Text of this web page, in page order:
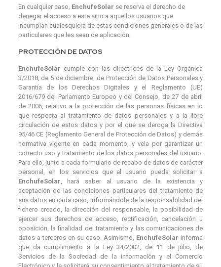
En cualquier caso, EnchufeSolar se reserva el derecho de
denegar el acceso a este sitio a aquellos usuarios que
incumplan cualesquiera de estas condiciones generales o de las
particulares que les sean de aplicación.
PROTECCIÓN DE DATOS
EnchufeSolar cumple con las directrices de la Ley Orgánica
3/2018, de 5 de diciembre, de Protección de Datos Personales y
Garantía de los Derechos Digitales y el Reglamento (UE)
2016/679 del Parlamento Europeo y del Consejo, de 27 de abril
de 2006, relativo a la protección de las personas físicas en lo
que respecta al tratamiento de datos personales y a la libre
circulación de estos datos y por el que se deroga la Directiva
95/46 CE (Reglamento General de Protección de Datos) y demás
normativa vigente en cada momento, y vela por garantizar un
correcto uso y tratamiento de los datos personales del usuario.
Para ello, junto a cada formulario de recabo de datos de carácter
personal, en los servicios que el usuario pueda solicitar a
EnchufeSolar, hará saber al usuario de la existencia y
aceptación de las condiciones particulares del tratamiento de
sus datos en cada caso, informándole de la responsabilidad del
fichero creado, la dirección del responsable, la posibilidad de
ejercer sus derechos de acceso, rectificación, cancelación u
oposición, la finalidad del tratamiento y las comunicaciones de
datos a terceros en su caso. Asimismo, EnchufeSolar informa
que da cumplimiento a la Ley 34/2002, de 11 de julio, de
Servicios de la Sociedad de la información y el Comercio